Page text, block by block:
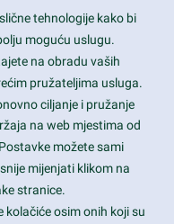
View, CA 94043
tehnologije kako bi
moguću uslugu.
na obradu vaših
pružateljima usluga.
ciljanje i pružanje
na web mjestima od
možete sami
mijenjati klikom na
stranice.
kolačiće osim onih koji su